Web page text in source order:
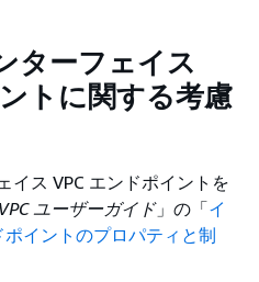
ターフェイス
トに関する考慮
イス VPC エンドポイントを
ユーザーガイド」の「イ
ポイントのプロパティと制